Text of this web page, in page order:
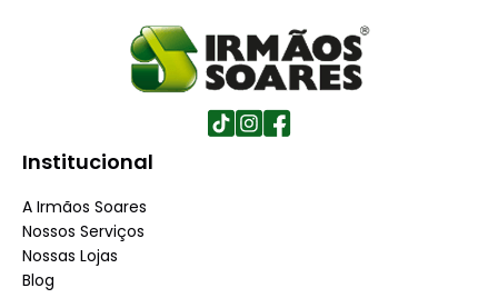
Institucional
A Irmãos Soares
Nossos Serviços
Nossas Lojas
Blog